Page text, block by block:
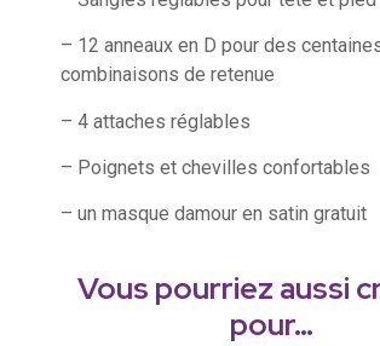
– 12 anneaux en D pour des
combinaisons de retenue
– 4 attaches réglables
– Poignets et chevilles confortables
– un masque damour en satin gratuit
Vous pourriez aussi
pour…